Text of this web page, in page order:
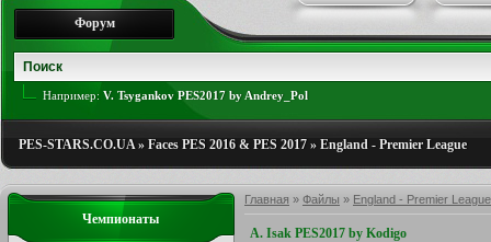
Форум
Например: V. Tsygankov PES2017 by Andrey_Pol
PES-STARS.CO.UA» Faces PES 2016 & PES 2017 » England - Premier League
Главная » Файлы » England - Premier League
A. Isak PES2017 by Kodigo
Чемпионаты